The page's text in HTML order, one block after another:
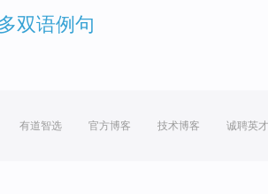
双语例句
有道智选 官方博客 技术博客 诚聘英才